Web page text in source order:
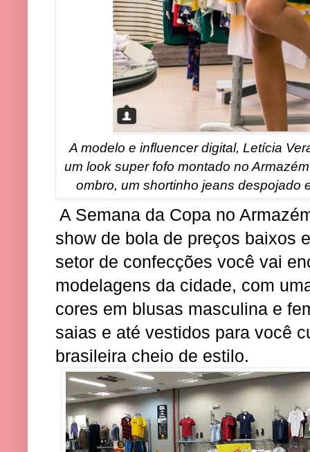
A modelo e influencer digital, Letícia
um look super fofo montado no
ombro, um shortinho jeans despojado
A Semana da Copa no
show de bola de preços baixos
setor de confecções você vai
modelagens da cidade, com
cores em blusas masculina e
saias e até vestidos para você
brasileira cheio de estilo.